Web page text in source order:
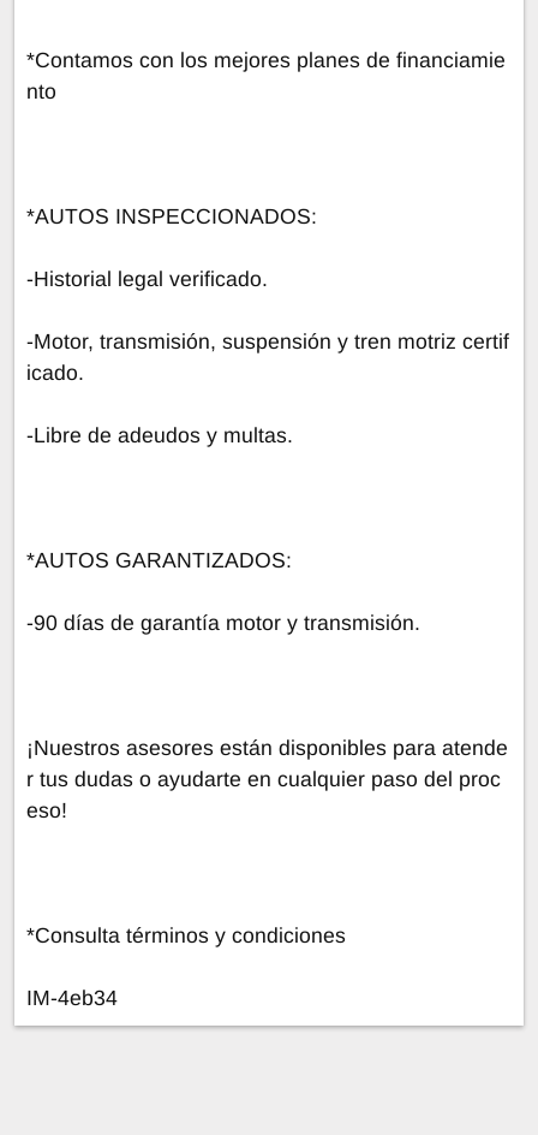
*Contamos con los mejores planes de financiamie
nto
*AUTOS INSPECCIONADOS:
-Historial legal verificado.
-Motor, transmisión, suspensión y tren motriz certif
icado.
-Libre de adeudos y multas.
*AUTOS GARANTIZADOS:
-90 días de garantía motor y transmisión.
¡Nuestros asesores están disponibles para atende
r tus dudas o ayudarte en cualquier paso del proc
eso!
*Consulta términos y condiciones
IM-4eb34